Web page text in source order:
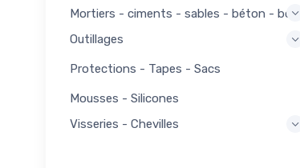
Mortiers - ciments - sables - béton - bois
Outillages
Protections - Tapes - Sacs
Mousses - Silicones
Visseries - Chevilles